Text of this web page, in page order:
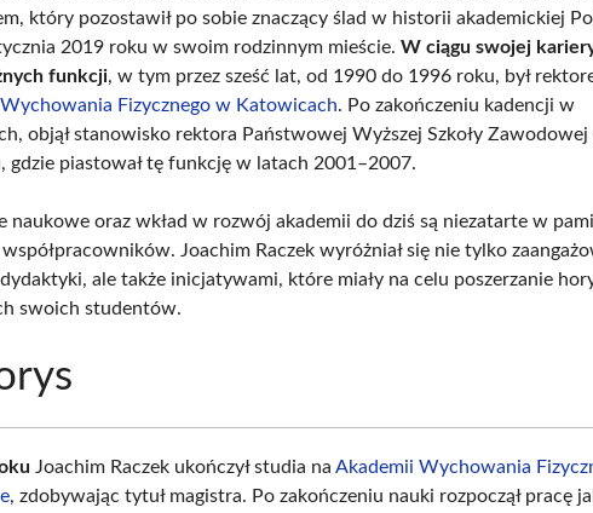
który pozostawił po sobie znaczący ślad w historii akademickiej
2019 roku w swoim rodzinnym mieście.W ciągu swojej kariery
funkcji, w tym przez sześć lat, od 1990 do 1996 roku, był
Fizycznego w Katowicach. Po zakończeniu kadencji w
objął stanowisko rektora Państwowej Wyższej Szkoły Zawodowej
gdzie piastował tę funkcję w latach 2001–2007.
naukowe oraz wkład w rozwój akademii do dziś są niezatarte w
Joachim Raczek wyróżniał się nie tylko
ale także inicjatywami, które miały na celu poszerzanie
swoich studentów.
Joachim Raczek ukończył studia naAkademii Wychowania
, zdobywając tytuł magistra. Po zakończeniu nauki rozpoczął pracę